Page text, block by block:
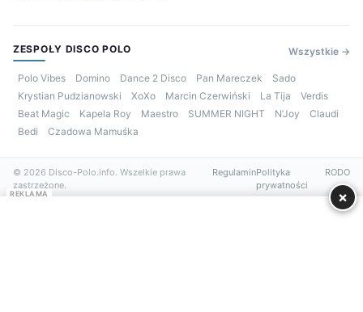
ZESPOŁY DISCO POLO Wszystkie →
Polo Vibes Domino Dance 2 Disco Pan Mareczek
Sado
Krystian Pudzianowski
XoXo Marcin Czerwiński La Tija
Verdis
Beat Magic
Kapela Roy Maestro SUMMER NIGHT N’Joy
Claudi
Bedi
Czadowa Mamuśka
© 2026 Disco-Polo.info. Wszelkie prawa
zastrzeżone.
RegulaminPolityka
prywatności
RODO
REKLAMA ×